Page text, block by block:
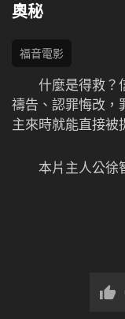
奧秘
福音電影
什麼是得救？
禱告、認罪悔改，
主來時就能直接被
本片主人公徐
後，他仍堅持盡
還能解決弟兄姊
國肯定沒問題。
他，妻子被中共